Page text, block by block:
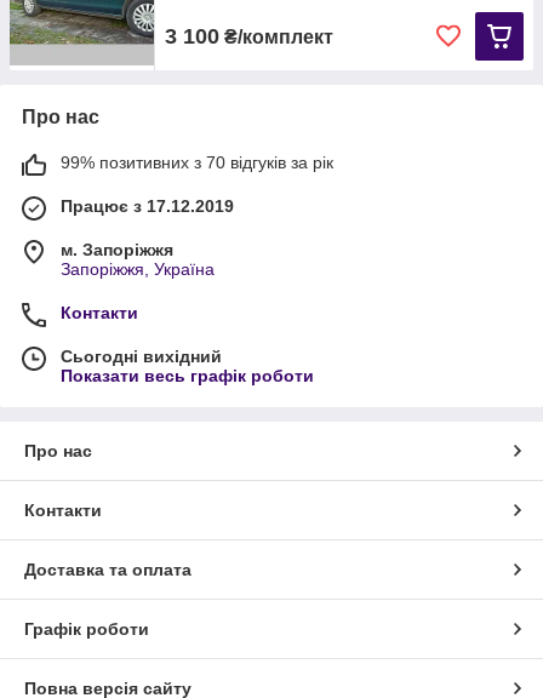
3 100 ₴/комплект
Про нас
99% позитивних з 70 відгуків за рік
Працює з 17.12.2019
м. Запоріжжя
Запоріжжя, Україна
Контакти
Сьогодні вихідний
Показати весь графік роботи
Про нас
Контакти
Доставка та оплата
Графік роботи
Повна версія сайту